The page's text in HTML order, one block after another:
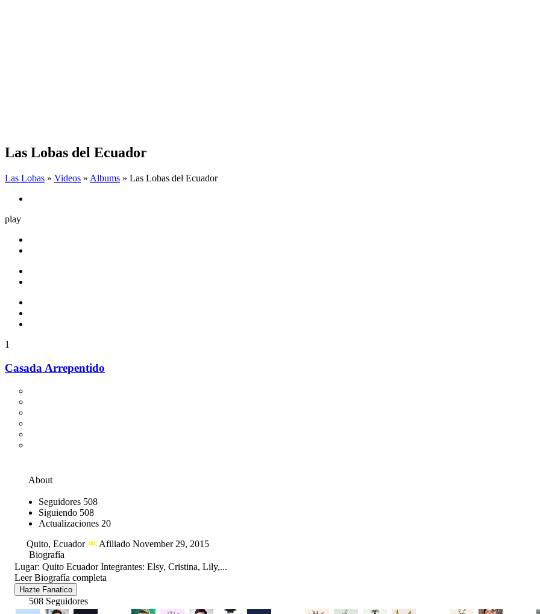
Las Lobas del Ecuador
Las Lobas » Videos » Albums » Las Lobas del Ecuador
play
1
Casada Arrepentido
About
Seguidores 508
Siguiendo 508
Actualizaciones 20
Quito, Ecuador
Afiliado November 29, 2015
Biografía
Lugar: Quito Ecuador Integrantes: Elsy, Cristina, Lily,...
Leer Biografía completa
Hazte Fanatico
508 Seguidores